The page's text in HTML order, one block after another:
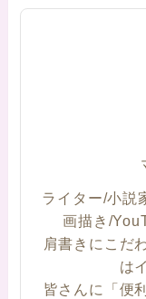
ライター/小説
画描き/
肩書きにこだ
は
皆さんに「便